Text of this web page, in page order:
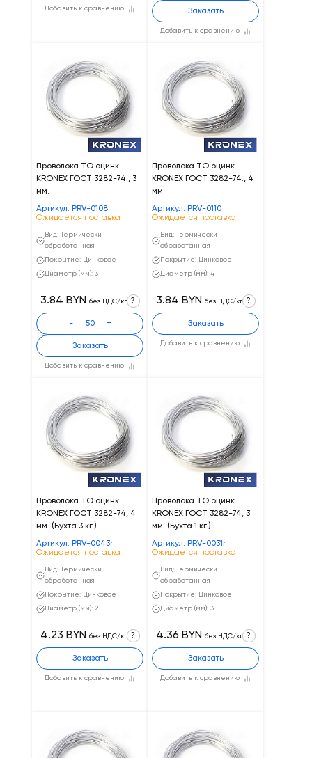
Добавить к сравнению
Добавить к сравнению
Заказать
Проволока ТО оцинк.
KRONEX ГОСТ 3282-74., 3
мм.
Артикул: PRV-0108
Ожидается поставка
Вид: Термически
обработанная
Покрытие: Цинковое
Диаметр (мм): 3
Добавить к сравнению
3.84 BYN без НДС/кг ?
- +
Заказать
Проволока ТО оцинк.
KRONEX ГОСТ 3282-74., 4
мм.
Артикул: PRV-0110
Ожидается поставка
Вид: Термически
обработанная
Покрытие: Цинковое
Диаметр (мм): 4
Добавить к сравнению
3.84 BYN без НДС/кг ?
Заказать
Проволока ТО оцинк.
KRONEX ГОСТ 3282-74, 4
мм. (Бухта 3 кг.)
Артикул: PRV-0043r
Ожидается поставка
Вид: Термически
обработанная
Покрытие: Цинковое
Диаметр (мм): 2
Добавить к сравнению
4.23 BYN без НДС/кг ?
Заказать
Проволока ТО оцинк.
KRONEX ГОСТ 3282-74, 3
мм. (Бухта 1 кг.)
Артикул: PRV-0031r
Ожидается поставка
Вид: Термически
обработанная
Покрытие: Цинковое
Диаметр (мм): 3
Добавить к сравнению
4.36 BYN без НДС/кг ?
Заказать